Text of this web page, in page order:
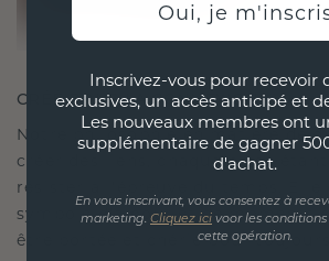
CRÉÉ POUR LA CONNEXION
Notre philosophie en matière de
créer des liens, chaque pièce étant
résister à l'épreuve du temps. Elle
symbole d'amour et de moments
être portée et chérie pour toujours.
Oui, je
Inscrivez-vous pour recevoir
exclusives, un accès anticipé et
Les nouveaux membres ont
supplémentaire de gagner
d'achat.
En vous inscrivant, vous consentez à
marketing. Cliquez ici voor les
cette opération.